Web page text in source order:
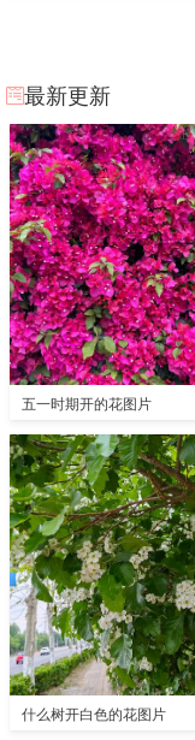
最新更新
五一时期开的花图片
什么树开白色的花图片